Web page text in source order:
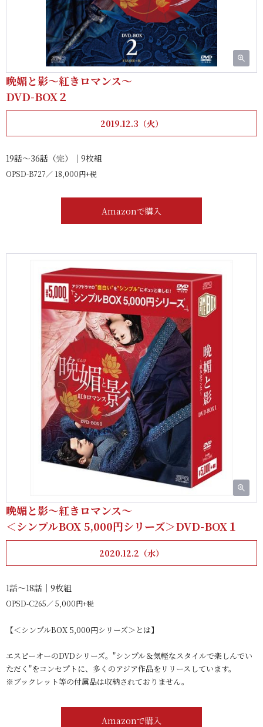
晩媚と影～紅きロマンス～
DVD-BOX２
2019.12.3（火）
19話～36話（完）｜9枚組
OPSD-B727 18,000円+税
Amazonで購入
晩媚と影～紅きロマンス～
＜シンプルBOX 5,000円シリーズ＞DVD-BOX１
2020.12.2（水）
1話～18話｜9枚組
OPSD-C265 5,000円+税
【＜シンプルBOX 5,000円シリーズ＞とは】
エスピーオーのDVDシリーズ。"シンプル＆気軽なスタイルで楽しんでい
ただく"をコンセプトに、多くのアジア作品をリリースしています。
※ブックレット等の付属品は収納されておりません。
Amazonで購入